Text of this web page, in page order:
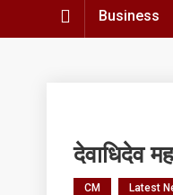
Business
देवाधिदेव
CM Latest